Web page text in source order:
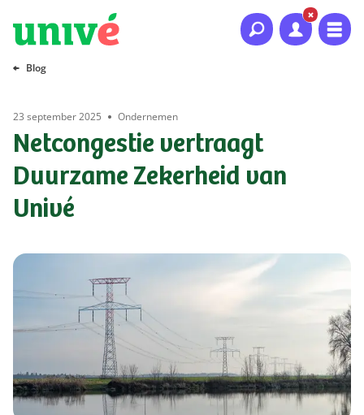
Naar hoofdinhoud
Naar hoofdnavigatie
Naar footer
Blog
23 september 2025 Ondernemen
Netcongestie vertraagt
Duurzame Zekerheid van
Univé